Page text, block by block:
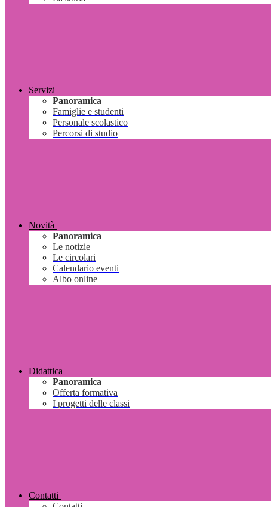
Servizi
Panoramica
Famiglie e studenti
Personale scolastico
Percorsi di studio
Novità
Panoramica
Le notizie
Le circolari
Calendario eventi
Albo online
Didattica
Panoramica
Offerta formativa
I progetti delle classi
Contatti